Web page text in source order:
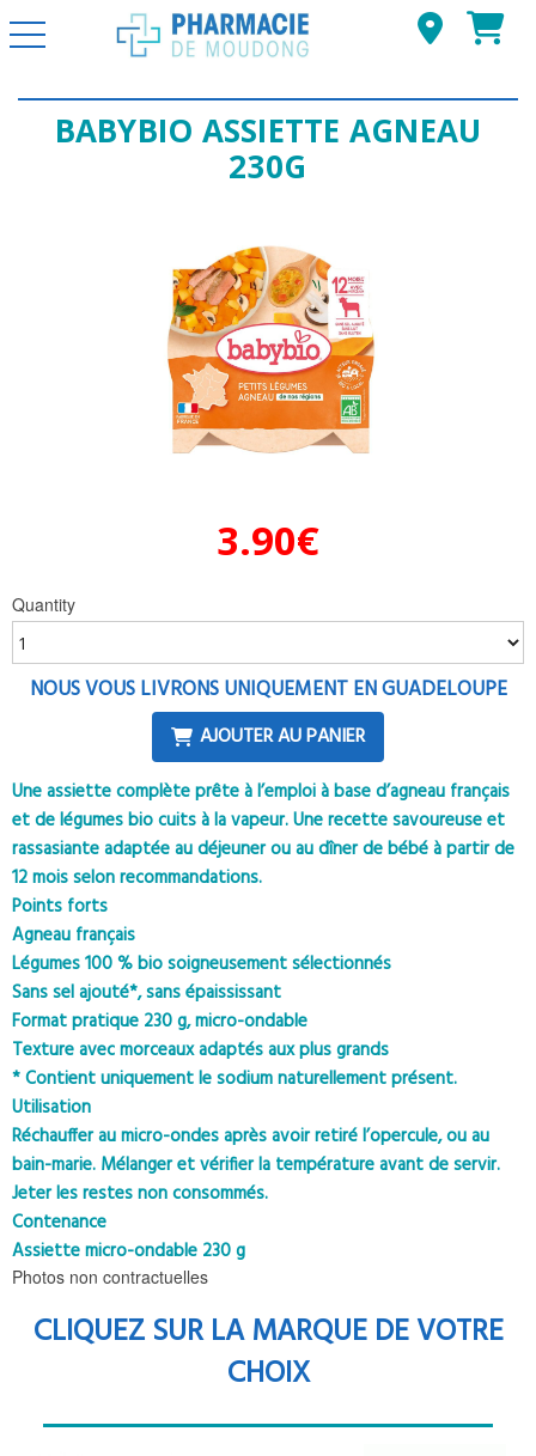
Basculer la navigation
BABYBIO ASSIETTE AGNEAU
230G
3.90€
Quantity
NOUS VOUS LIVRONS UNIQUEMENT EN GUADELOUPE
AJOUTER AU PANIER
Une assiette complète prête à l’emploi à base d’agneau français
et de légumes bio cuits à la vapeur. Une recette savoureuse et
rassasiante adaptée au déjeuner ou au dîner de bébé à partir de
12 mois selon recommandations.
Points forts
Agneau français
Légumes 100 % bio soigneusement sélectionnés
Sans sel ajouté*, sans épaississant
Format pratique 230 g, micro-ondable
Texture avec morceaux adaptés aux plus grands
* Contient uniquement le sodium naturellement présent.
Utilisation
Réchauffer au micro-ondes après avoir retiré l’opercule, ou au
bain-marie. Mélanger et vérifier la température avant de servir.
Jeter les restes non consommés.
Contenance
Assiette micro-ondable 230 g
Photos non contractuelles
CLIQUEZ SUR LA MARQUE DE VOTRE
CHOIX